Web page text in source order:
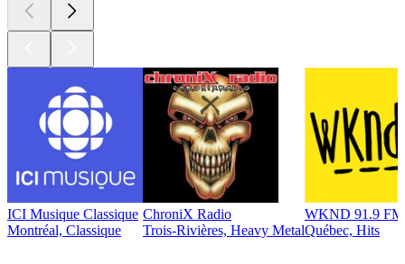
ICI Musique Classique
Montréal, Classique
ChroniX Radio
Trois-Rivières, Heavy Metal
WKND 91.9 FM
Québec, Hits